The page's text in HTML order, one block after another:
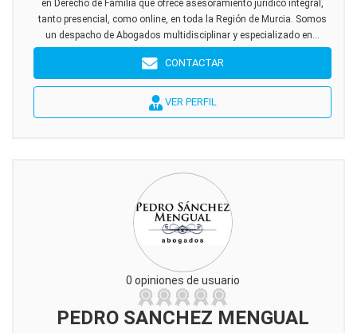
en Derecho de Familia que ofrece asesoramiento jurídico integral,
tanto presencial, como online, en toda la Región de Murcia. Somos
un despacho de Abogados multidisciplinar y especializado en...
CONTACTAR
VER PERFIL
0 opiniones de usuario
PEDRO SANCHEZ MENGUAL